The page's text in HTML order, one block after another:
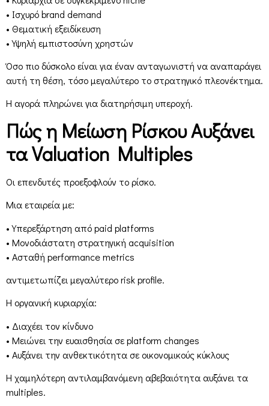
• Ισχυρό brand demand
• Θεματική εξειδίκευση
• Υψηλή εμπιστοσύνη χρηστών
Όσο πιο δύσκολο είναι για έναν ανταγωνιστή να αναπαράγει
αυτή τη θέση, τόσο μεγαλύτερο το στρατηγικό πλεονέκτημα.
Η αγορά πληρώνει για διατηρήσιμη υπεροχή.
Πώς η Μείωση Ρίσκου Αυξάνει
τα Valuation Multiples
Οι επενδυτές προεξοφλούν το ρίσκο.
Μια εταιρεία με:
• Υπερεξάρτηση από paid platforms
• Μονοδιάστατη στρατηγική acquisition
• Ασταθή performance metrics
αντιμετωπίζει μεγαλύτερο risk profile.
Η οργανική κυριαρχία:
• Διαχέει τον κίνδυνο
• Μειώνει την ευαισθησία σε platform changes
• Αυξάνει την ανθεκτικότητα σε οικονομικούς κύκλους
Η χαμηλότερη αντιλαμβανόμενη αβεβαιότητα αυξάνει τα
multiples.